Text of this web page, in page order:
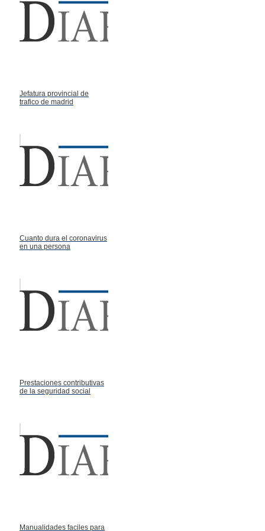
Jefatura provincial de
trafico de madrid
Cuanto dura el coronavirus
en una persona
Prestaciones contributivas
de la seguridad social
Manualidades faciles para